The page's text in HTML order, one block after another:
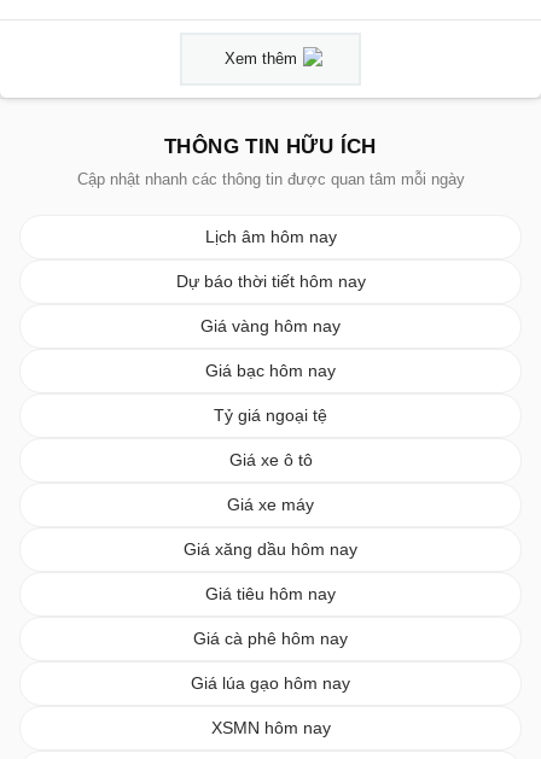
Xem thêm
THÔNG TIN HỮU ÍCH
Cập nhật nhanh các thông tin được quan tâm mỗi ngày
Lịch âm hôm nay
Dự báo thời tiết hôm nay
Giá vàng hôm nay
Giá bạc hôm nay
Tỷ giá ngoại tệ
Giá xe ô tô
Giá xe máy
Giá xăng dầu hôm nay
Giá tiêu hôm nay
Giá cà phê hôm nay
Giá lúa gạo hôm nay
XSMN hôm nay